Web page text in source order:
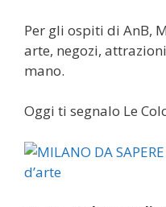
Per gli ospiti di AnB,
arte, negozi,
mano.
Oggi ti segnalo Le